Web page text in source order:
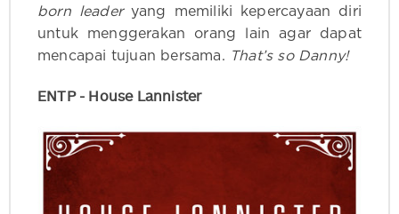
born leaderyang memiliki kepercayaan diri
untuk menggerakan orang lain agar dapat
mencapai tujuan bersama. That’s so Danny!
ENTP - House Lannister